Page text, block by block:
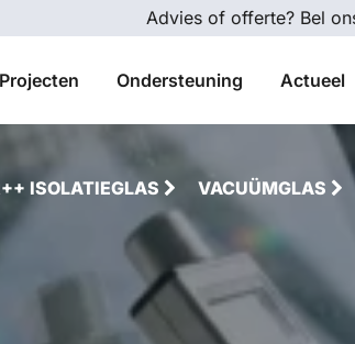
Advies of offerte? Bel
Projecten Ondersteuning Actueel
ISOLATIEGLAS VACUÜMGLAS